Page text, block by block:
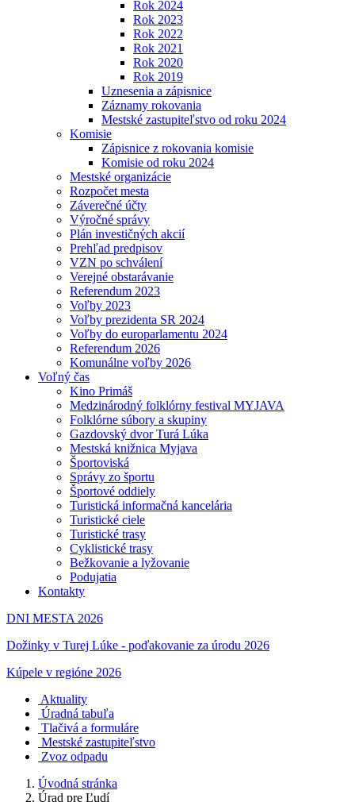
Rok 2024
Rok 2023
Rok 2022
Rok 2021
Rok 2020
Rok 2019
Uznesenia a zápisnice
Záznamy rokovania
Mestské zastupiteľstvo od roku 2024
Komisie
Zápisnice z rokovania komisie
Komisie od roku 2024
Mestské organizácie
Rozpočet mesta
Záverečné účty
Výročné správy
Plán investičných akcií
Prehľad predpisov
VZN po schválení
Verejné obstarávanie
Referendum 2023
Voľby 2023
Voľby prezidenta SR 2024
Voľby do europarlamentu 2024
Referendum 2026
Komunálne voľby 2026
Voľný čas
Kino Primáš
Medzinárodný folklórny festival MYJAVA
Folklórne súbory a skupiny
Gazdovský dvor Turá Lúka
Mestská knižnica Myjava
Športoviská
Správy zo športu
Športové oddiely
Turistická informačná kancelária
Turistické ciele
Turistické trasy
Cyklistické trasy
Bežkovanie a lyžovanie
Podujatia
Kontakty
DNI MESTA 2026
Dožinky v Turej Lúke - poďakovanie za úrodu 2026
Kúpele v regióne 2026
Aktuality
Úradná tabuľa
Tlačivá a formuláre
Mestské zastupiteľstvo
Zvoz odpadu
Úvodná stránka
Úrad pre Ľudí